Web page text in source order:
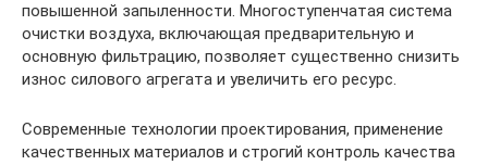
повышенной запыленности. Многоступенчатая система
очистки воздуха, включающая предварительную и
основную фильтрацию, позволяет существенно снизить
износ силового агрегата и увеличить его ресурс.
Современные технологии проектирования, применение
качественных материалов и строгий контроль качества